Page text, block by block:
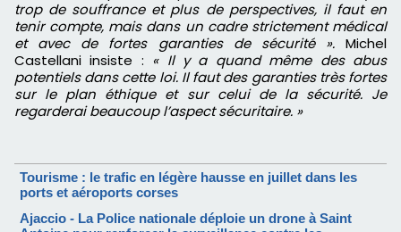
trop de souffrance et plus de perspectives, il faut en
tenir compte, mais dans un cadre strictement médical
et avec de fortes garanties de sécurité ». Michel
Castellani insiste : « Il y a quand même des abus
potentiels dans cette loi. Il faut des garanties très fortes
sur le plan éthique et sur celui de la sécurité. Je
regarderai beaucoup l’aspect sécuritaire. »
Tourisme : le trafic en légère hausse en juillet dans les
ports et aéroports corses
Ajaccio - La Police nationale déploie un drone à Saint